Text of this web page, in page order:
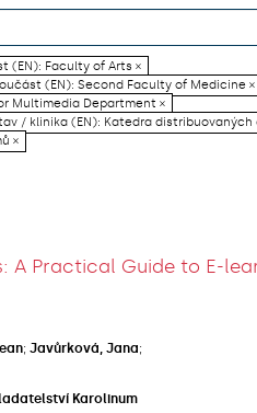
(EN): Faculty of Arts ×
(EN): Second Faculty of Medicine ×
Multimedia Department ×
/ klinika (EN): Katedra distribuovaných
×
A Practical Guide to E-
; Javůrková, Jana;
Karolinum